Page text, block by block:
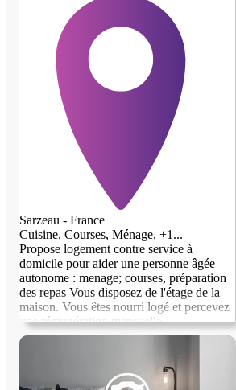
Sarzeau - France
Cuisine, Courses, Ménage, +1...
Propose logement contre service à
domicile pour aider une personne âgée
autonome : menage; courses, préparation
des repas Vous disposez de l'étage de la
maison. Vous êtes nourri logé et percevez
une rémunération mensuelle